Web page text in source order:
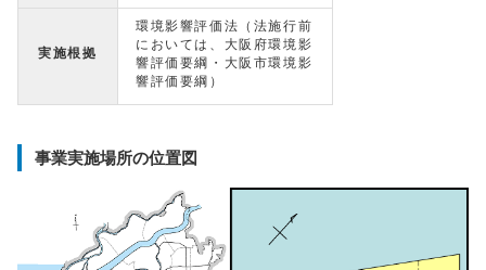
実施根拠
環境影響評価法（法施行前
においては、大阪府環境影
響評価要綱・大阪市環境影
響評価要綱）
事業実施場所の位置図